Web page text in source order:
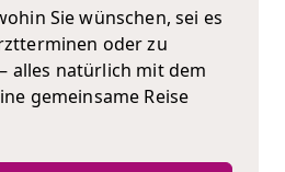
Sie wünschen, sei es
oder zu
alles natürlich mit dem
gemeinsame Reise